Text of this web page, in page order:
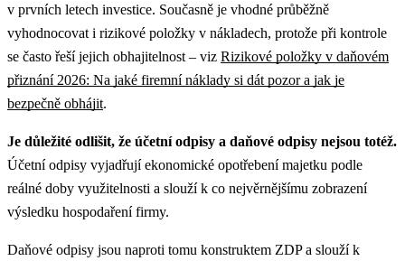
v prvních letech investice. Současně je vhodné průběžně
vyhodnocovat i rizikové položky v nákladech, protože při kontrole
se často řeší jejich obhajitelnost – viz Rizikové položky v daňovém
přiznání 2026: Na jaké firemní náklady si dát pozor a jak je
bezpečně obhájit.
Je důležité odlišit, že účetní odpisy a daňové odpisy nejsou totéž.
Účetní odpisy vyjadřují ekonomické opotřebení majetku podle
reálné doby využitelnosti a slouží k co nejvěrnějšímu zobrazení
výsledku hospodaření firmy.
Daňové odpisy jsou naproti tomu konstruktem ZDP a slouží k